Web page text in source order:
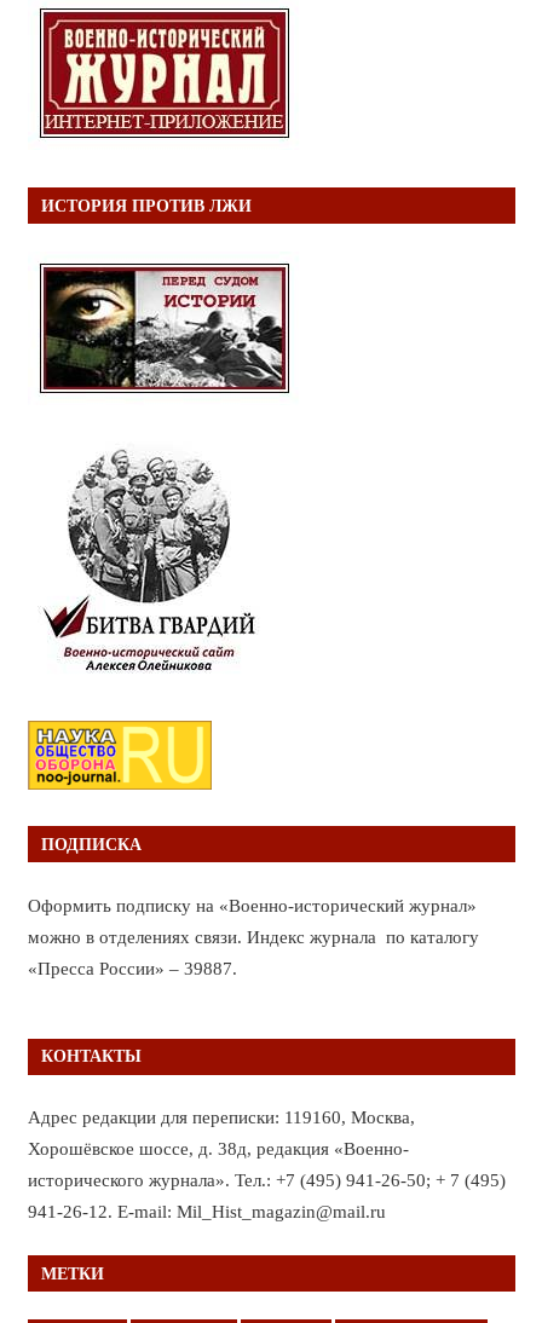
ИСТОРИЯ ПРОТИВ ЛЖИ
ПОДПИСКА
Оформить подписку на «Военно-исторический журнал»
можно в отделениях связи. Индекс журнала по каталогу
«Пресса России» – 39887.
КОНТАКТЫ
Адрес редакции для переписки: 119160, Москва,
Хорошёвское шоссе, д. 38д, редакция «Военно-
исторического журнала». Тел.: +7 (495) 941-26-50; + 7 (495)
941-26-12. E-mail: Mil_Hist_magazin@mail.ru
МЕТКИ